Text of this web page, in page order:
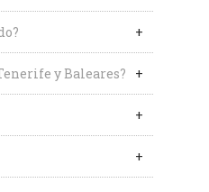
y Baleares?